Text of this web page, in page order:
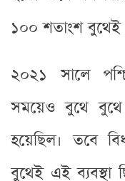
১০০ শতাংশ বুথেই
২০২১ সালে
সময়েও বুথে বুথে
হয়েছিল। তবে
বুথেই এই ব্যবস্থা